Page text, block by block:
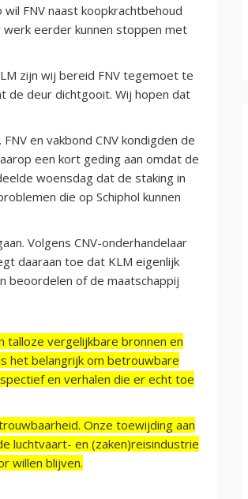
FNV naast koopkrachtbehoud
eerder kunnen stoppen met
zijn wij bereid FNV tegemoet te
de deur dichtgooit. Wij hopen dat
en vakbond CNV kondigden de
een kort geding aan omdat de
woensdag dat de staking in
die op Schiphol kunnen
Volgens CNV-onderhandelaar
daaraan toe dat KLM eigenlijk
beoordelen of de maatschappij
talloze vergelijkbare bronnen en
het belangrijk om betrouwbare
en verhalen die er echt toe
Onze toewijding aan
luchtvaart- en (zaken)reisindustrie
willen blijven.